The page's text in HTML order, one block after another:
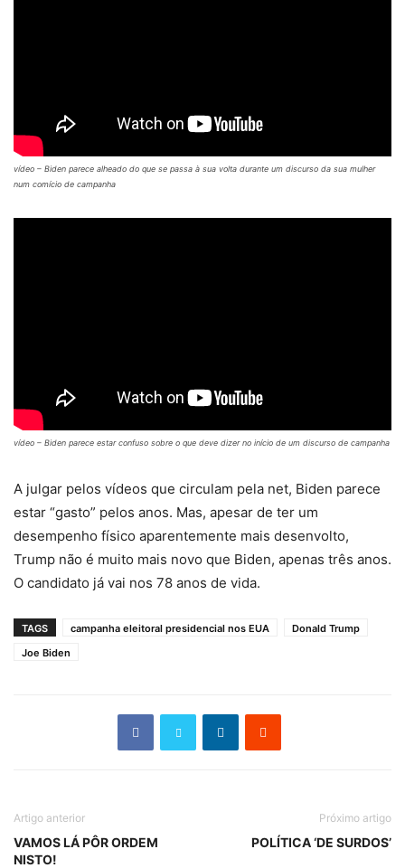
vídeo – Biden parece alheado do que se passa à sua volta durante um discurso da sua mulher
num comício de campanha
vídeo – Biden parece estar confuso sobre o que deve dizer no início de um discurso de campanha
A julgar pelos vídeos que circulam pela net, Biden parece
estar “gasto” pelos anos. Mas, apesar de ter um
desempenho físico aparentemente mais desenvolto,
Trump não é muito mais novo que Biden, apenas três anos.
O candidato já vai nos 78 anos de vida.
TAGS campanha eleitoral presidencial nos EUA
Donald Trump
Joe Biden
Artigo anterior
VAMOS LÁ PÔR ORDEM
NISTO!
Próximo artigo
POLÍTICA ‘DE SURDOS’